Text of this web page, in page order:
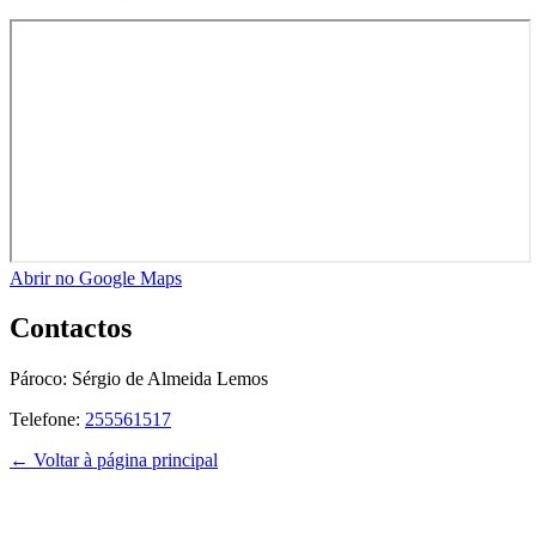
Abrir no Google Maps
Contactos
Pároco: Sérgio de Almeida Lemos
Telefone: 255561517
← Voltar à página principal